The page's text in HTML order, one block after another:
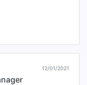
12/01/2021